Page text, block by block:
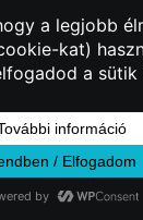
Fotó. Minden